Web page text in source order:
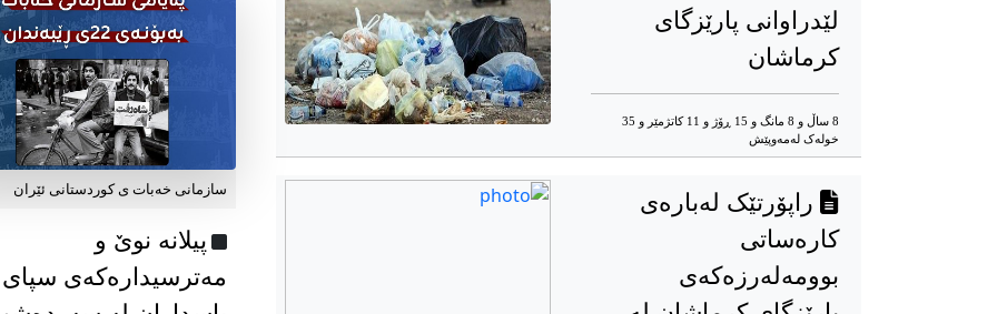
لێدراوانی پارێزگای
کرماشان
8 ساڵ و 8 مانگ و 15 ڕۆژ و 11 کاتژمێر و 35
خوله‌ک له‌مه‌وپێش‌
راپۆرتێک لەبارەی
کارەساتی
بوومەلەرزەکەی
سازمانی خەبات ی كوردستانی ئێران
پیلانە نوێ و
مەترسیدارەکەی سپای